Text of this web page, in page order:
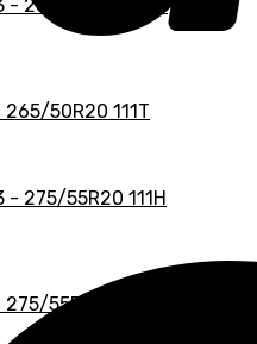
265/50R20 111T
55R20 111H